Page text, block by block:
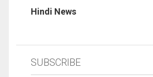
Hindi News
SUBSCRIBE